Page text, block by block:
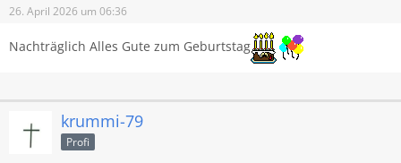
26. April 2026 um 06:36
Nachträglich Alles Gute zum Geburtstag
krummi-79
Profi